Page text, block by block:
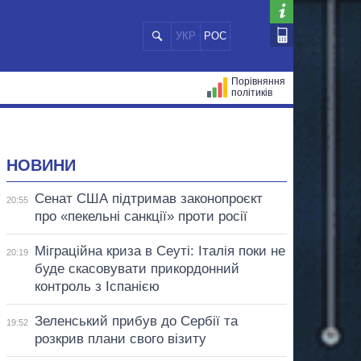
УКР РОС
Порівняння
політиків
НОВИНИ
20:55
Сенат США підтримав законопроєкт
про «пекельні санкції» проти росії
20:19
Міграційна криза в Сеуті: Італія поки не
буде скасовувати прикордонний
контроль з Іспанією
19:52
Зеленський прибув до Сербії та
розкрив плани свого візиту